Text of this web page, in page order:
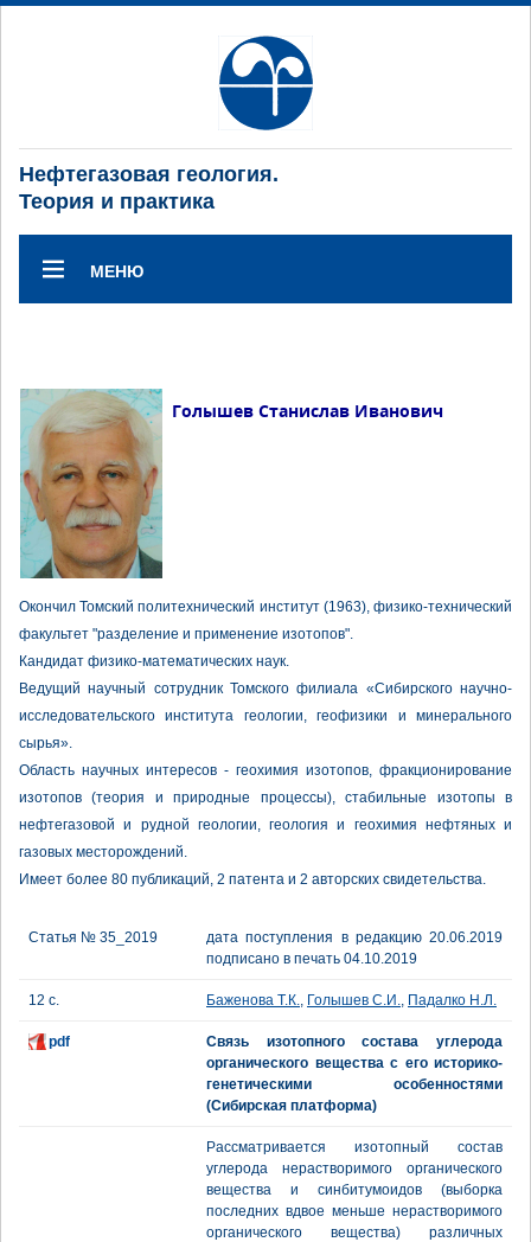
Нефтегазовая геология.
Теория и практика
МЕНЮ
Голышев Станислав Иванович
Окончил Томский политехнический институт (1963), физико-технический
факультет "разделение и применение изотопов".
Кандидат физико-математических наук.
Ведущий научный сотрудник Томского филиала «Сибирского научно-
исследовательского института геологии, геофизики и минерального
сырья».
Область научных интересов - геохимия изотопов, фракционирование
изотопов (теория и природные процессы), стабильные изотопы в
нефтегазовой и рудной геологии, геология и геохимия нефтяных и
газовых месторождений.
Имеет более 80 публикаций, 2 патента и 2 авторских свидетельства.
Статья № 35_2019
дата поступления в редакцию 20.06.2019
подписано в печать 04.10.2019
12 с. Баженова Т.К., Голышев С.И., Падалко Н.Л.
pdf
Связь изотопного состава углерода
органического вещества с его историко-
генетическими особенностями
(Сибирская платформа)
Рассматривается изотопный состав
углерода нерастворимого органического
вещества и синбитумоидов (выборка
последних вдвое меньше нерастворимого
органического вещества) различных